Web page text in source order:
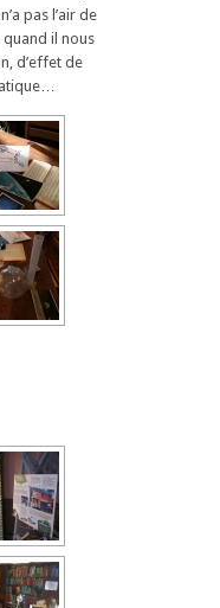
pas l’air de
il nous
d’effet de